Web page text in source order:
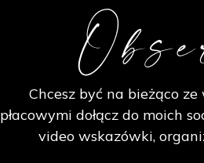
Chcesz być na bieżąco
płacowymi dołącz do moich
video wskazówki,